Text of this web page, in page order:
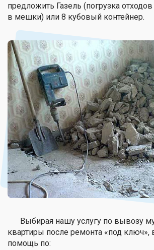
предложить Газель (погрузка
в мешки) или 8 кубовый контейнер.
Выбирая нашу услугу по вывозу
квартиры после ремонта «под ключ»,
помощь по: